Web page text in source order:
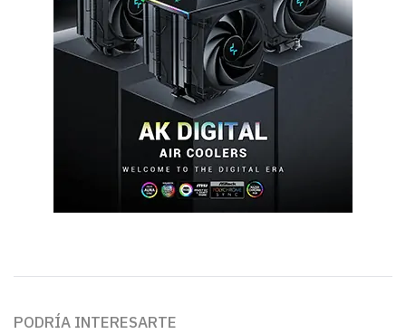
PODRÍA INTERESARTE